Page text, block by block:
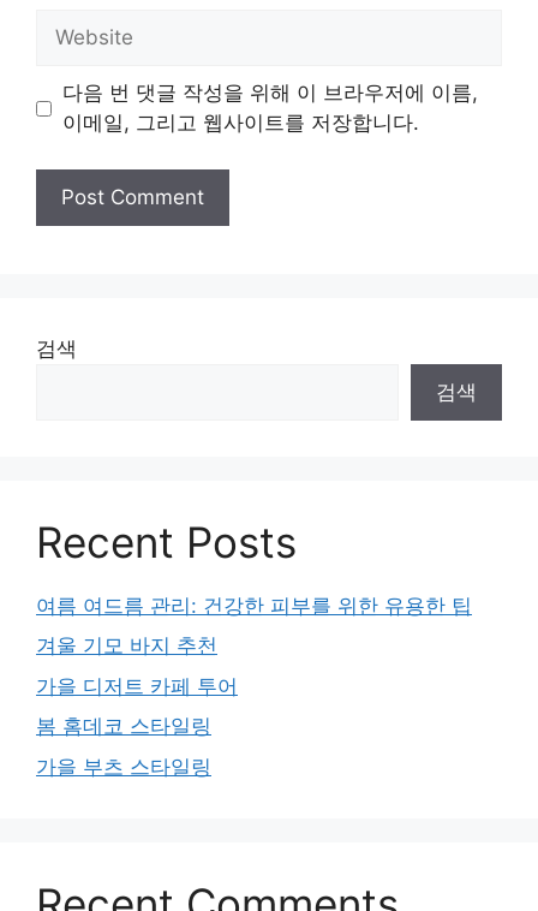
Website
다음 번 댓글 작성을 위해 이 브라우저에 이름,
이메일, 그리고 웹사이트를 저장합니다.
검색
검색
Recent Posts
여름 여드름 관리: 건강한 피부를 위한 유용한 팁
겨울 기모 바지 추천
가을 디저트 카페 투어
봄 홈데코 스타일링
가을 부츠 스타일링